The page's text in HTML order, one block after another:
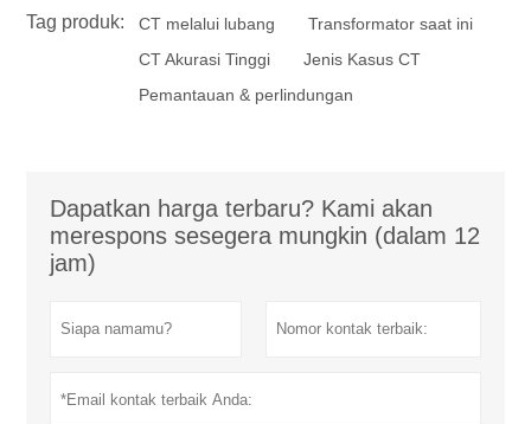
Tag produk: CT melalui lubang
Transformator saat ini
CT Akurasi Tinggi
Jenis Kasus CT
Pemantauan & perlindungan
Dapatkan harga terbaru? Kami akan
merespons sesegera mungkin (dalam 12
jam)